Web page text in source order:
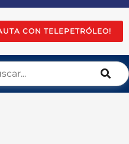
CON TELEPETRÓLEO!